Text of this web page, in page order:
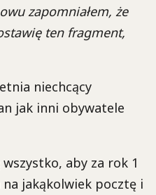
zapomniałem, że
ten fragment,
niechcący
jak inni obywatele
aby za rok 1
jakąkolwiek pocztę i